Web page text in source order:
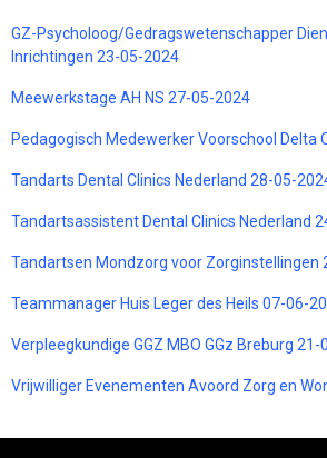
GZ-Psycholoog/Gedragswetenschapper
Inrichtingen 23-05-2024
Meewerkstage AH NS 27-05-2024
Pedagogisch Medewerker Voorschool Delta
Tandarts Dental Clinics Nederland 28-05-
Tandartsassistent Dental Clinics Nederland
Tandartsen Mondzorg voor Zorginstellingen
Teammanager Huis Leger des Heils 07-06-
Verpleegkundige GGZ MBO GGz Breburg 21-
Vrijwilliger Evenementen Avoord Zorg en